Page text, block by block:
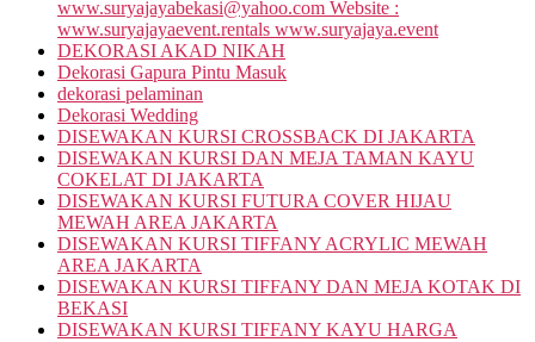
www.suryajayabekasi@yahoo.com Website :
www.suryajayaevent.rentals www.suryajaya.event
DEKORASI AKAD NIKAH
Dekorasi Gapura Pintu Masuk
dekorasi pelaminan
Dekorasi Wedding
DISEWAKAN KURSI CROSSBACK DI JAKARTA
DISEWAKAN KURSI DAN MEJA TAMAN KAYU
COKELAT DI JAKARTA
DISEWAKAN KURSI FUTURA COVER HIJAU
MEWAH AREA JAKARTA
DISEWAKAN KURSI TIFFANY ACRYLIC MEWAH
AREA JAKARTA
DISEWAKAN KURSI TIFFANY DAN MEJA KOTAK DI
BEKASI
DISEWAKAN KURSI TIFFANY KAYU HARGA